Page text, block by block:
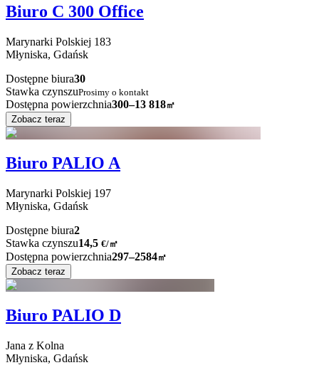
Biuro C 300 Office
Marynarki Polskiej 183
Młyniska, Gdańsk
Dostępne biura30
Stawka czynszuProsimy o kontakt
Dostępna powierzchnia300–13 818㎡
Zobacz teraz
Biuro PALIO A
Marynarki Polskiej 197
Młyniska, Gdańsk
Dostępne biura2
Stawka czynszu14,5 €/㎡
Dostępna powierzchnia297–2584㎡
Zobacz teraz
Biuro PALIO D
Jana z Kolna
Młyniska, Gdańsk